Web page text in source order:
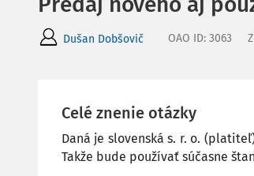
Dušan Dobšovič OAO ID: 3063
Celé znenie otázky
Daná je slovenská s. r. o.
Takže bude používať súčasne